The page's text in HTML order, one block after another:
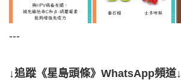
---
↓追蹤《星島頭條》WhatsApp頻道↓